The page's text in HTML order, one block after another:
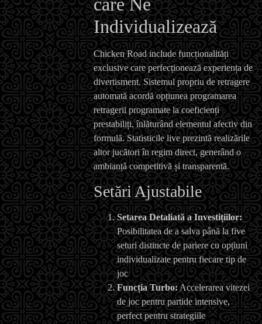
Individualizează
Chicken Road include funcționalități
exclusive care perfecționează experiența de
divertisment. Sistemul propriu de retragere
automată acordă opțiunea programarea
retragerii programate la coeficienți
prestabiliți, înlăturând elementul afectiv din
formulă. Statisticile live prezintă realizările
altor jucători în regim direct, generând o
ambianță competitivă și transparentă.
Setări Ajustabile
Setarea Detaliată a Investițiilor:
Posibilitatea de a salva până la five
seturi distincte de pariere cu opțiuni
individualizate pentru fiecare tip de
joc
Funcția Turbo:Accelerarea vitezei
de joc pentru partide intensive,
perfect pentru strategiile